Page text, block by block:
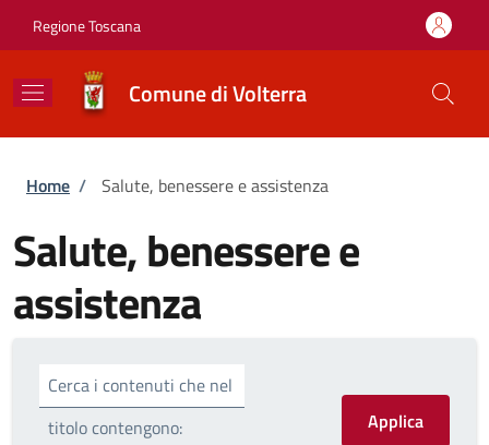
Regione Toscana
Comune di Volterra
Briciole di pane
Home / Salute, benessere e assistenza
Salute, benessere e
assistenza
Cerca i contenuti che nel
titolo contengono: